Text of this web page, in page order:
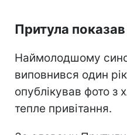
Притула
Наймолодшому
виповнився один
опублікував фото з
тепле привітання.